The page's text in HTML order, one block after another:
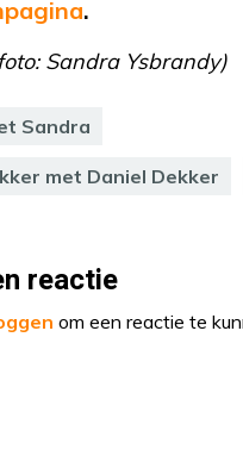
.
Sandra Ysbrandy)
Sandra
met Daniel Dekker
reactie
om een reactie te